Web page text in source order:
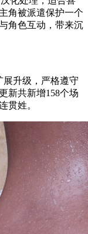
角被派遣保护一个
角色互动，带来沉
展升级，严格遵守
新共新增158个场
贯姓。